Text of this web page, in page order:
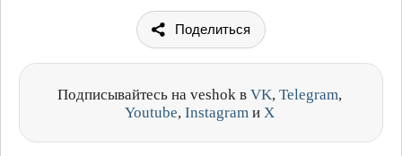
Поделиться
Подписывайтесь на veshok в VK, Telegram,
Youtube, Instagram и X